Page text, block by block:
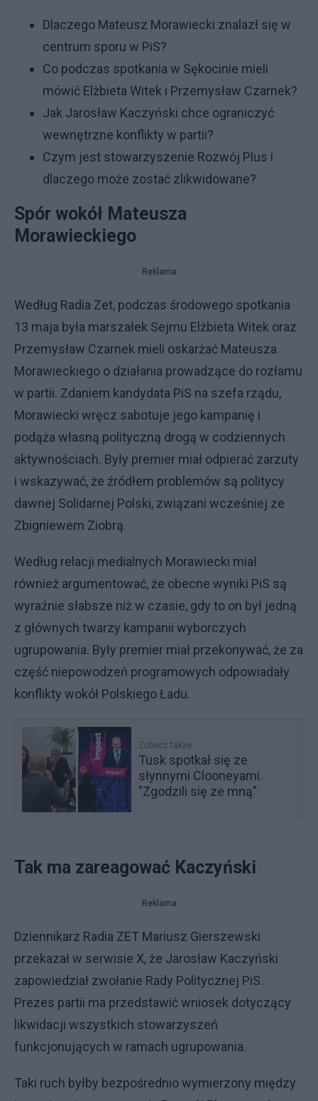
Dlaczego Mateusz Morawiecki znalazł się w
centrum sporu w PiS?
Co podczas spotkania w Sękocinie mieli
mówić Elżbieta Witek i Przemysław Czarnek?
Jak Jarosław Kaczyński chce ograniczyć
wewnętrzne konflikty w partii?
Czym jest stowarzyszenie Rozwój Plus i
dlaczego może zostać zlikwidowane?
Spór wokół Mateusza
Morawieckiego
Reklama
Według Radia Zet, podczas środowego spotkania
13 maja była marszałek Sejmu Elżbieta Witek oraz
Przemysław Czarnek mieli oskarżać Mateusza
Morawieckiego o działania prowadzące do rozłamu
w partii. Zdaniem kandydata PiS na szefa rządu,
Morawiecki wręcz sabotuje jego kampanię i
podąża własną polityczną drogą w codziennych
aktywnościach. Były premier miał odpierać zarzuty
i wskazywać, że źródłem problemów są politycy
dawnej Solidarnej Polski, związani wcześniej ze
Zbigniewem Ziobrą.
Według relacji medialnych Morawiecki miał
również argumentować, że obecne wyniki PiS są
wyraźnie słabsze niż w czasie, gdy to on był jedną
z głównych twarzy kampanii wyborczych
ugrupowania. Były premier miał przekonywać, że za
część niepowodzeń programowych odpowiadały
konflikty wokół Polskiego Ładu.
Zobacz także
Tusk spotkał się ze
słynnymi Clooneyami.
"Zgodzili się ze mną"
Tak ma zareagować Kaczyński
Reklama
Dziennikarz Radia ZET Mariusz Gierszewski
przekazał w serwisie X, że Jarosław Kaczyński
zapowiedział zwołanie Rady Politycznej PiS.
Prezes partii ma przedstawić wniosek dotyczący
likwidacji wszystkich stowarzyszeń
funkcjonujących w ramach ugrupowania.
Taki ruch byłby bezpośrednio wymierzony między